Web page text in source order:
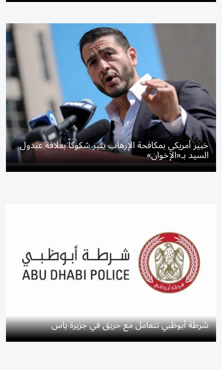
خبير أمريكي بمكافحة الإرهاب يثير شكوكاً بعلاقة عبدول
السيد بـ«الإخوان»
شرطة أبوظبي تتعامل مع حريق في جزيرة ياس